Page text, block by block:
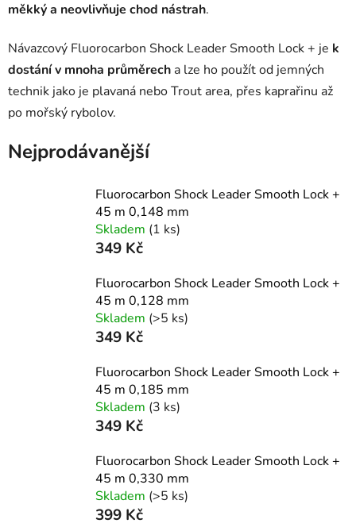
měkký a neovlivňuje chod nástrah.
Návazcový Fluorocarbon Shock Leader Smooth Lock + je k
dostání v mnoha průměrech a lze ho použít od jemných
technik jako je plavaná nebo Trout area, přes kaprařinu až
po mořský rybolov.
Nejprodávanější
Fluorocarbon Shock Leader Smooth Lock +
45 m 0,148 mm
Skladem (1 ks)
349 Kč
Fluorocarbon Shock Leader Smooth Lock +
45 m 0,128 mm
Skladem (>5 ks)
349 Kč
Fluorocarbon Shock Leader Smooth Lock +
45 m 0,185 mm
Skladem (3 ks)
349 Kč
Fluorocarbon Shock Leader Smooth Lock +
45 m 0,330 mm
Skladem (>5 ks)
399 Kč